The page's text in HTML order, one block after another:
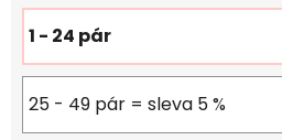
1 - 24 pár
25 - 49 pár = sleva 5 %